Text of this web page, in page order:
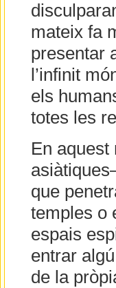
mateix fa
presentar
l’infinit
els
totes les
En aquest
que
temples o
espais
entrar
de la